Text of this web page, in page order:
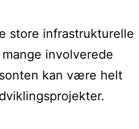
store infrastrukturelle
involverede
kan være helt